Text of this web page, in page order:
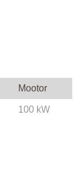
Mootor
100 kW